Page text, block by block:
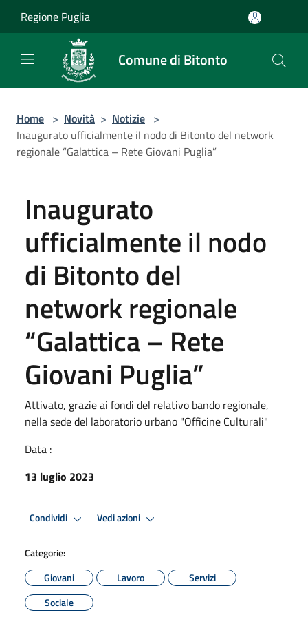
Regione Puglia
Comune di Bitonto
Home > Novità > Notizie >
Inaugurato ufficialmente il nodo di Bitonto del network
regionale “Galattica – Rete Giovani Puglia”
Inaugurato
ufficialmente il nodo
di Bitonto del
network regionale
“Galattica – Rete
Giovani Puglia”
Attivato, grazie ai fondi del relativo bando regionale,
nella sede del laboratorio urbano "Officine Culturali"
Data :
13 luglio 2023
Condividi Vedi azioni
Categorie:
Giovani
Lavoro
Servizi
Sociale